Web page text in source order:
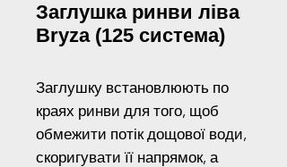
Заглушка ринви ліва
Bryza (125 система)
Заглушку встановлюють по
краях ринви для того, щоб
обмежити потік дощової води,
скоригувати її напрямок, а